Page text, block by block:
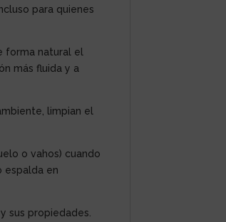
para quienes
forma natural el
más fluida y a
limpian el
o vahos) cuando
espalda en
sus propiedades.